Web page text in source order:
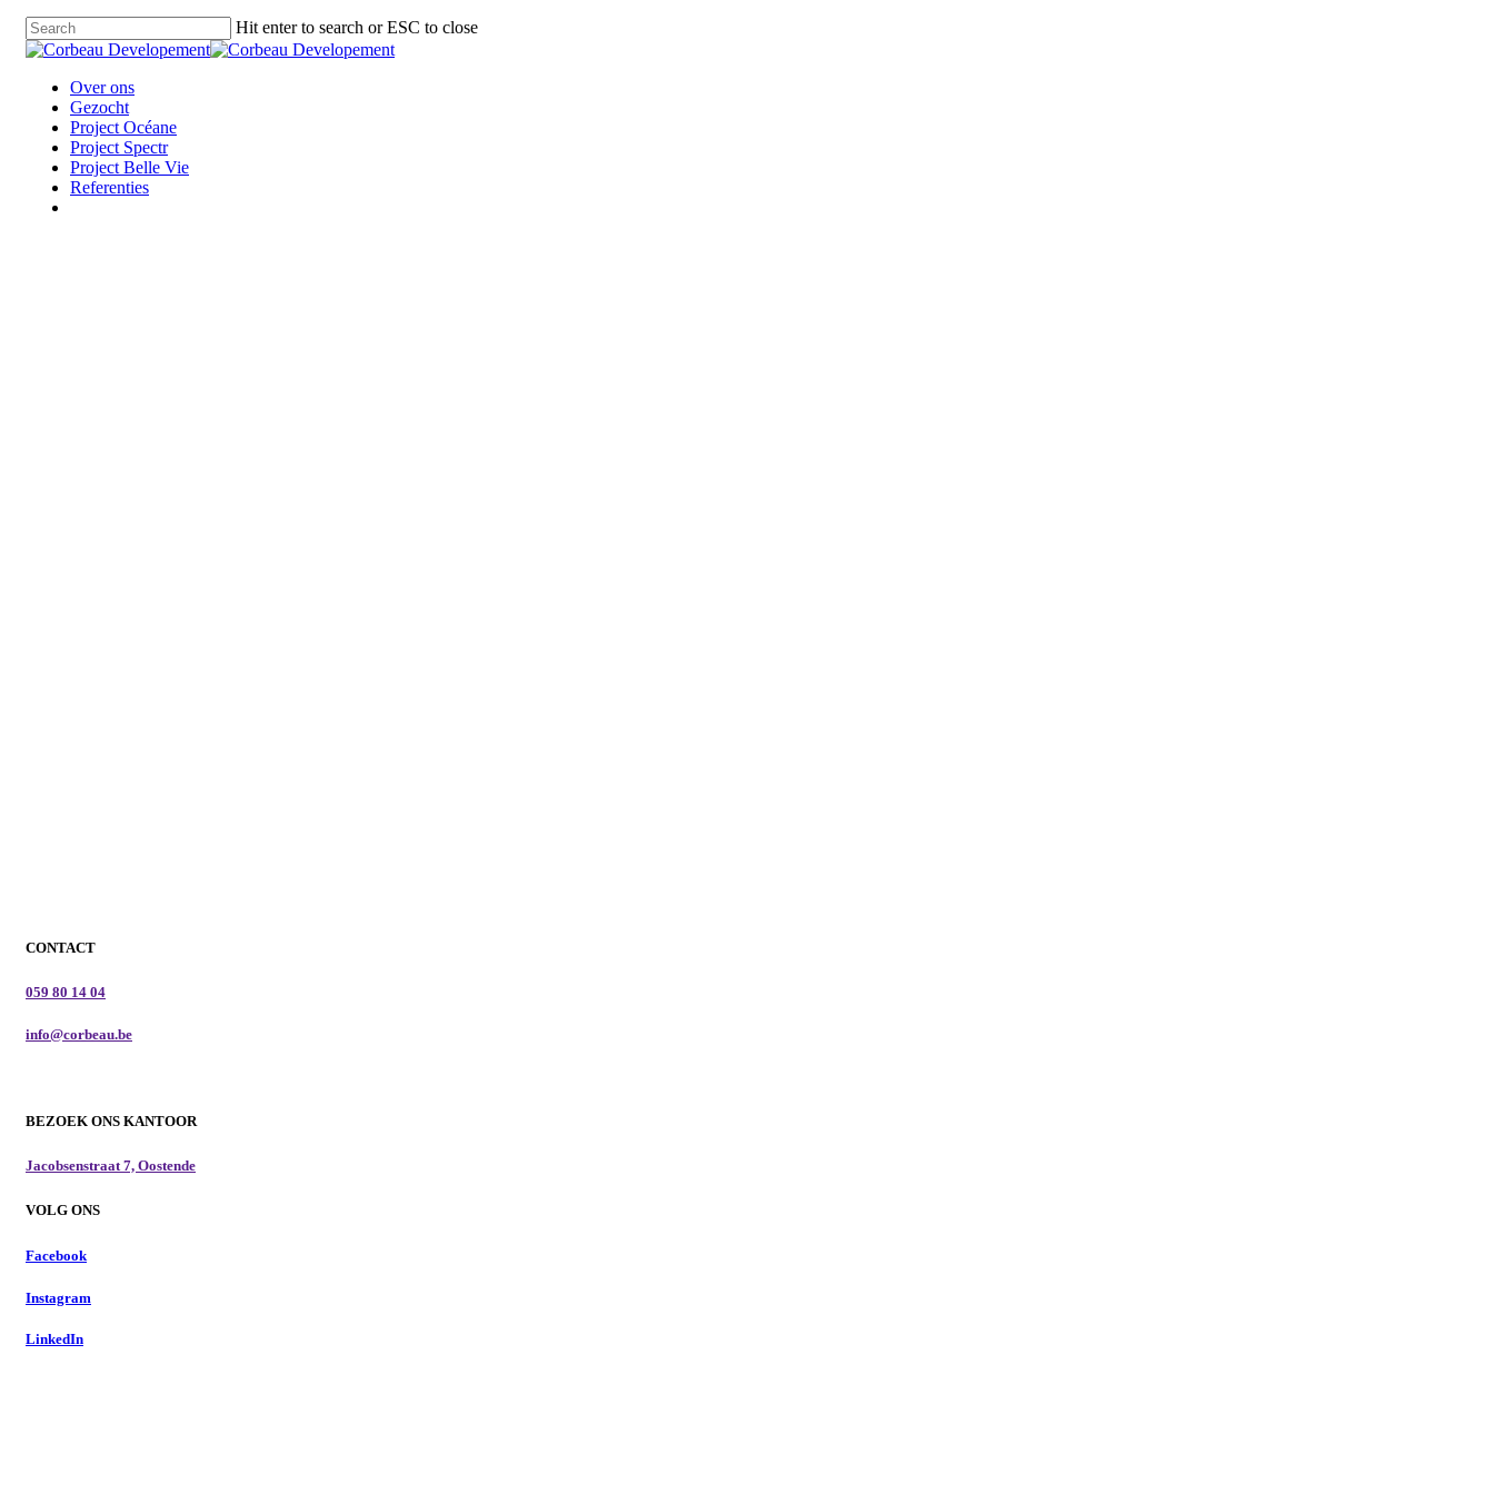
Skip
content
Hit enter to search or ESC to close
Close
Menu
Over ons
Gezocht
Project Océane
Project Spectr
Project Belle Vie
Referenties
CONTACT
059 80 14 04
info@corbeau.be
BEZOEK ONS KANTOOR
Jacobsenstraat 7, Oostende
VOLG ONS
Facebook
Instagram
LinkedIn